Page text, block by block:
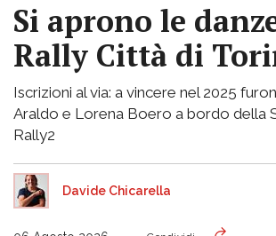
Si aprono le
Rally Città di
Iscrizioni al via: a vincere nel 2025
Araldo e Lorena Boero a bordo della
Rally2
Davide Chicarella